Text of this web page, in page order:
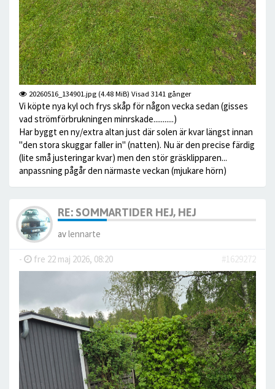
20260516_134901.jpg (4.48 MiB) Visad 3141 gånger
Vi köpte nya kyl och frys skåp för någon vecka sedan (gisses
vad strömförbrukningen minrskade...........)
Har byggt en ny/extra altan just där solen är kvar längst innan
"den stora skuggar faller in" (natten). Nu är den precise färdig
(lite små justeringar kvar) men den stör gräsklipparen...
anpassning pågår den närmaste veckan (mjukare hörn)
RE: SOMMARTIDER HEJ, HEJ
avlennarte
- fre 22 maj 2026, 08:20 #1629272